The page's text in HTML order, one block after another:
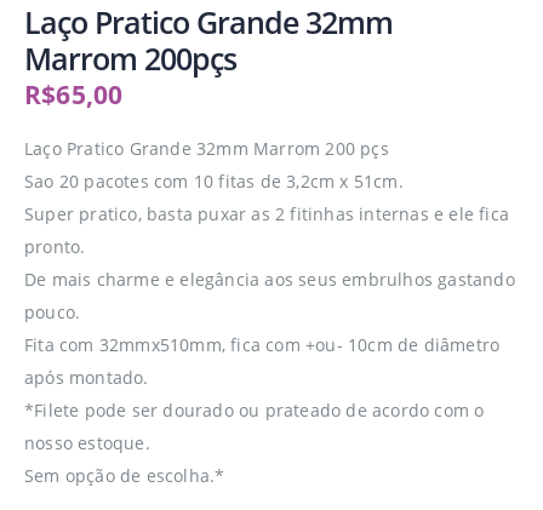
Laço Pratico Grande 32mm
Marrom 200pçs
R$65,00
Laço Pratico Grande 32mm Marrom 200 pçs
Sao 20 pacotes com 10 fitas de 3,2cm x 51cm.
Super pratico, basta puxar as 2 fitinhas internas e ele fica
pronto.
De mais charme e elegância aos seus embrulhos gastando
pouco.
Fita com 32mmx510mm, fica com +ou- 10cm de diâmetro
após montado.
*Filete pode ser dourado ou prateado de acordo com o
nosso estoque.
Sem opção de escolha.*